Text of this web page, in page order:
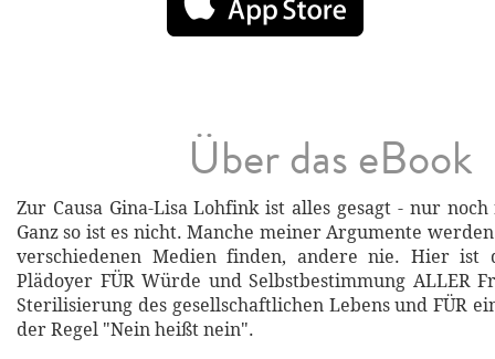
Über das eBook
Zur Causa Gina-Lisa Lohfink ist alles gesagt - nur
Ganz so ist es nicht. Manche meiner Argumente
verschiedenen Medien finden, andere nie. Hier ist
Plädoyer FÜR Würde und Selbstbestimmung ALLER
Sterilisierung des gesellschaftlichen Lebens und FÜR
der Regel "Nein heißt nein".